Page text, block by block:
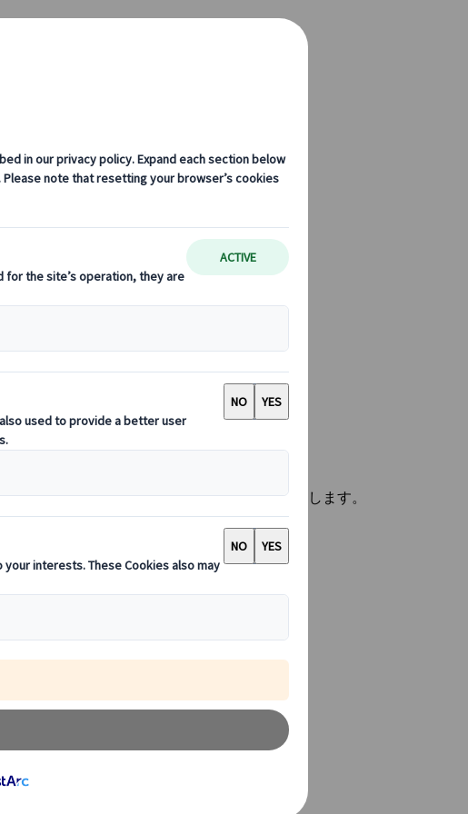
みについて詳しくご覧ください。
の多様なご要望に合わせた厳選旅程をご提案します。